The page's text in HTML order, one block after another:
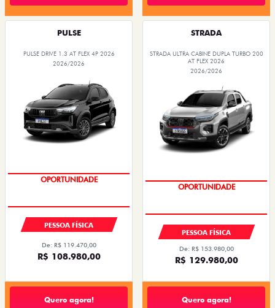
PULSE
PULSE DRIVE 1.3 AT FLEX 4P 2026
2026/2026
OPORTUNIDADE
PESSOA FÍSICA
De: R$ 119.470,00
R$ 108.980,00
Quero agora!
STRADA
STRADA ULTRA CABINE DUPLA TURBO 200
AT FLEX 2026
2026/2026
OPORTUNIDADE
PESSOA FÍSICA
De: R$ 153.980,00
R$ 129.980,00
Quero agora!